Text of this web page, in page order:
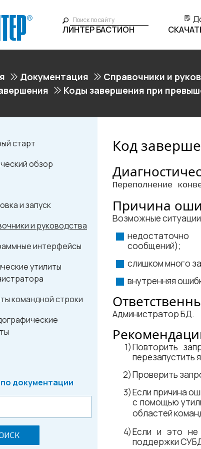
ЛИНТЕР БАСТИОН
Документация Справочники и
Коды завершения при
старт
обзор
и запуск
и руководства
интерфейсы
утилиты
командной строки
документации
Код
Переполнение
Причина
Возможные
сообщений);
слишком много
внутренняя
Администратор БД.
Повторить
перезапустить
Проверить
Если причина
с помощью
областей
Если и это не
поддержки